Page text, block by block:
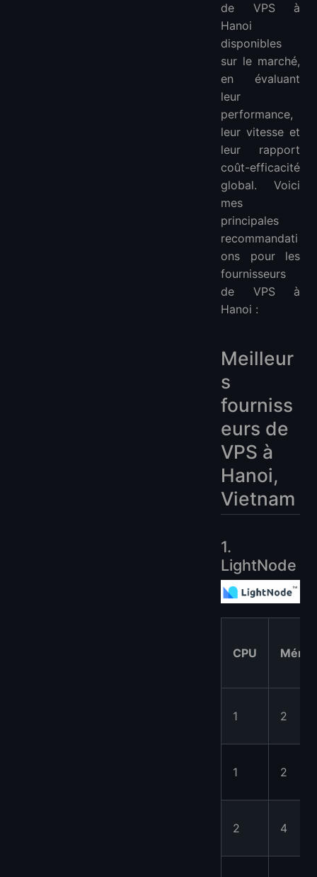
de VPS à
Hanoi
disponibles
sur le marché,
en évaluant
leur
performance,
leur vitesse et
leur rapport
coût-efficacité
global. Voici
mes
principales
recommandati
ons pour les
fournisseurs
de VPS à
Hanoi :
Meilleur
s
fourniss
eurs de
VPS à
Hanoi,
Vietnam
1.
LightNode
CPU
1 2
1 2
2 4